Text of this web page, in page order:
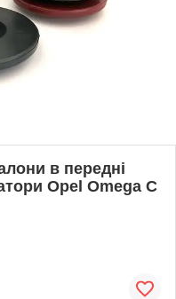
в передні
Opel Omega C